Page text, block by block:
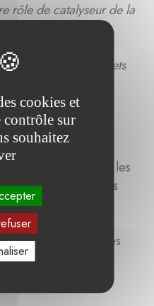
rôle de catalyseur de la
et en
français
dans des projets
de
s’appuie sur les
Code général des
avantages fiscaux
peuvent
similaires
de l’Union
d’un
cookies et
contrôle sur
souhaitez